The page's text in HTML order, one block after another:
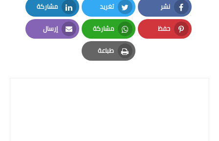
نشر
Facebook
تغريد
Twitter
مشاركة
LinkedIn
حفظ
Pinterest
مشاركة
Whatsapp
إرسال
Email
طباعة
Print